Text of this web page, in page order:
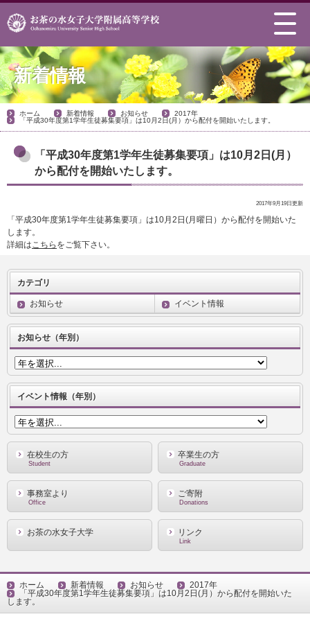
新着情報
ホーム 新着情報 お知らせ
2017年
「平成30年度第1学年生徒募集要項」は10月2日(月）から配付を開始いたします。
「平成30年度第1学年生徒募集要項」は10月2日(月）
から配付を開始いたします。
2017年9月19日更新
「平成30年度第1学年生徒募集要項」は10月2日(月曜日）から配付を開始いた
します。
詳細はこちら をご覧下さい。
カテゴリ
お知らせ イベント情報
お知らせ（年別）
イベント情報（年別）
在校生の方
Student
卒業生の方
Graduate
事務室より
Office
ご寄附
Donations
お茶の水女子大学 リンク
Link
ホーム 新着情報 お知らせ
2017年
「平成30年度第1学年生徒募集要項」は10月2日(月）から配付を開始いた
します。